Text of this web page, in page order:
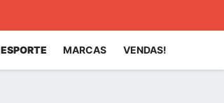
ESPORTE MARCAS VENDAS!